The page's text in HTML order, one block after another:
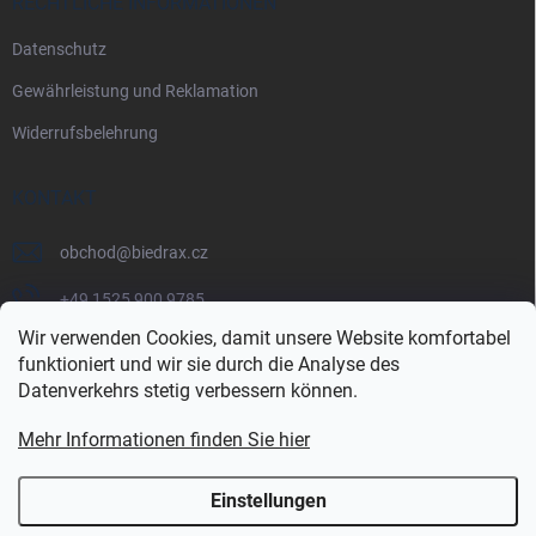
Wir verwenden Cookies, damit unsere Website komfortabel
funktioniert und wir sie durch die Analyse des
Datenverkehrs stetig verbessern können.
Mehr Informationen finden Sie hier
Einstellungen
Datenschutz
Gewährleistung und Reklamation
Widerrufsbelehrung
KONTAKT
obchod@biedrax.cz
+49 1525 900 9785